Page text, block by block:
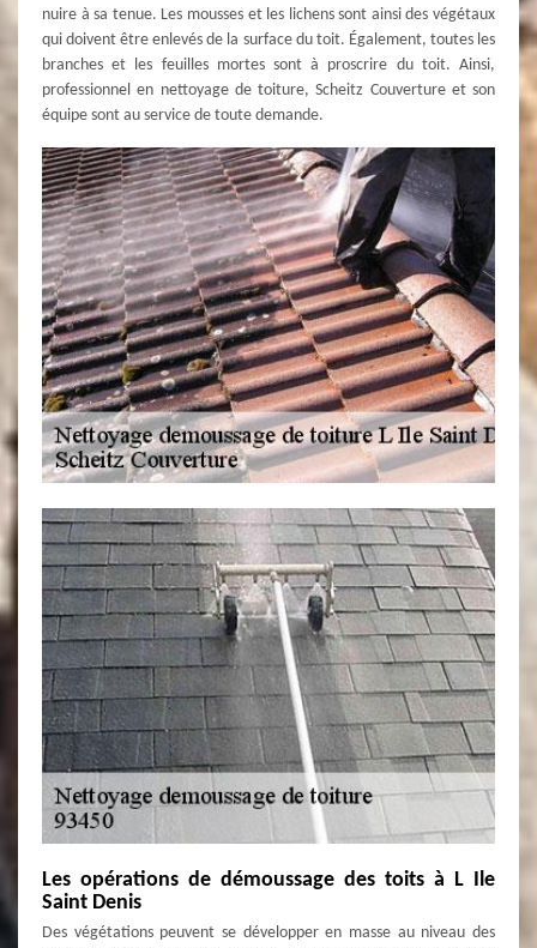
nuire à sa tenue. Les mousses et les lichens sont ainsi des végétaux
qui doivent être enlevés de la surface du toit. Également, toutes les
branches et les feuilles mortes sont à proscrire du toit. Ainsi,
professionnel en nettoyage de toiture, Scheitz Couverture et son
équipe sont au service de toute demande.
Les opérations de démoussage des toits à L Ile
Saint Denis
Des végétations peuvent se développer en masse au niveau des